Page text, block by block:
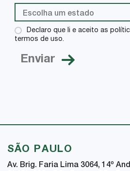
Declaro que li e aceito as
termos de uso.
SÃO PAULO
Av. Brig. Faria Lima 3064, 14º